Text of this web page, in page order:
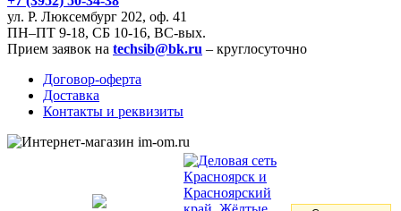
ул. Р. Люксембург 202, оф. 41
ПН–ПТ 9-18, СБ 10-16, ВС-вых.
Прием заявок на techsib@bk.ru – круглосуточно
Договор-оферта
Доставка
Контакты и реквизиты